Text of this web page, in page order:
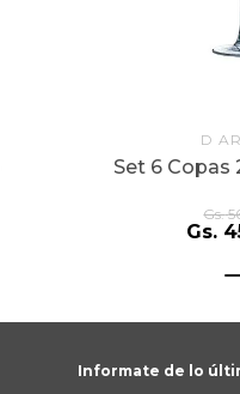
D
Set 6 Copas
Gs.
Gs.
Informate de lo